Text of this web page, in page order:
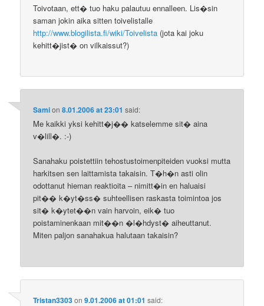
Toivotaan, ett� tuo haku palautuu ennalleen. Lis�sin
saman jokin aika sitten toivelistalle
http://www.blogilista.fi/wiki/Toivelista (jota kai joku
kehitt�jist� on vilkaissut?)
Samion8.01.2006 at 23:01 said:
Me kaikki yksi kehitt�j�� katselemme sit� aina
v�lill�. :-)
Sanahaku poistettiin tehostustoimenpiteiden vuoksi mutta
harkitsen sen laittamista takaisin. T�h�n asti olin
odottanut hieman reaktioita – nimitt�in en haluaisi
pit�� k�yt�ss� suhteellisen raskasta toimintoa jos
sit� k�ytet��n vain harvoin, eik� tuo
poistaminenkaan mit��n �l�hdyst� aiheuttanut.
Miten paljon sanahakua halutaan takaisin?
Tristan3303on9.01.2006 at 01:01 said: